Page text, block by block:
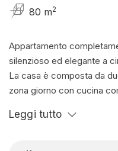
80 m2
Appartamento
silenzioso ed elegante a
La casa è composta da
zona giorno con cucina
condizionata, Tv e wifi
Leggi tutto